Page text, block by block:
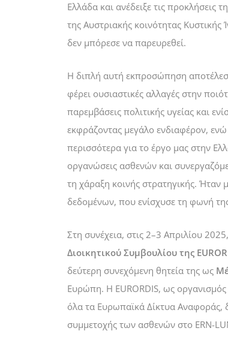
Ελλάδα και ανέδειξε τις προκλήσεις
της Αυστριακής κοινότητας
δεν μπόρεσε να παρευρεθεί.
Η διπλή αυτή εκπροσώπηση
φέρει ουσιαστικές αλλαγές στην
παρεμβάσεις πολιτικής υγείας και
εκφράζοντας μεγάλο ενδιαφέρον,
περισσότερα για το έργο μας στην
οργανώσεις ασθενών και
τη χάραξη κοινής στρατηγικής. Ήταν
δεδομένων, που ενίσχυσε τη φωνή
Στη συνέχεια, στις 2–3 Απριλίου
Διοικητικού Συμβουλίου της
δεύτερη συνεχόμενη θητεία της ως
Ευρώπη. Η EURORDIS, ως
όλα τα Ευρωπαϊκά Δίκτυα Αναφοράς,
συμμετοχής των ασθενών στο ERN-